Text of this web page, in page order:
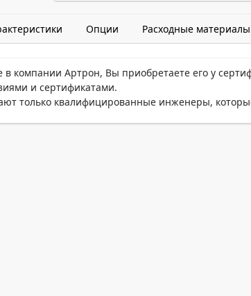
Опции Расходные
в компании Артрон, Вы приобретаете его у
и сертификатами.
только квалифицированные инженеры,